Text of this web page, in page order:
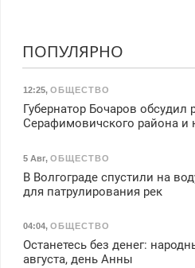
ПОПУЛЯРНО
12:25, ОБЩЕСТВО
Губернатор Бочаров обсудил
Серафимовичского района и
5 Авг, ОБЩЕСТВО
В Волгограде спустили на
для патрулирования рек
04:04, ОБЩЕСТВО
Останетесь без денег:
августа, день Анны